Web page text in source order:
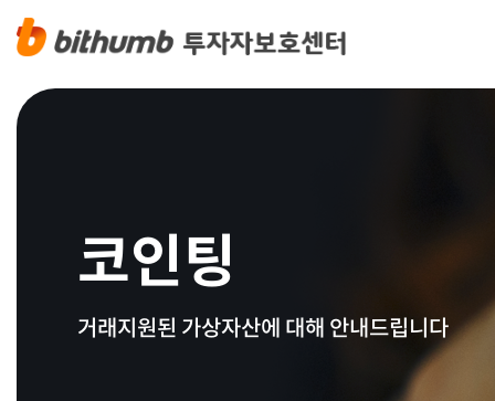
코인팅
거래지원된 가상자산에 대해 안내드립니다